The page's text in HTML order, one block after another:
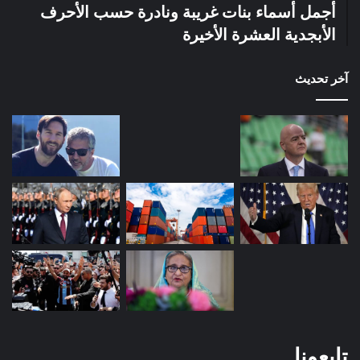
أجمل أسماء بنات غريبة ونادرة حسب الأحرف
الأبجدية العشرة الأخيرة
آخر تحديث